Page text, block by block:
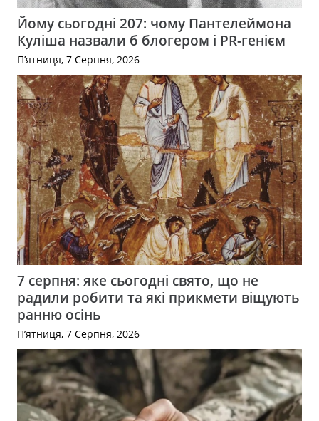
Йому сьогодні 207: чому Пантелеймона
Куліша назвали б блогером і PR-генієм
П’ятниця, 7 Серпня, 2026
7 серпня: яке сьогодні свято, що не
радили робити та які прикмети віщують
ранню осінь
П’ятниця, 7 Серпня, 2026